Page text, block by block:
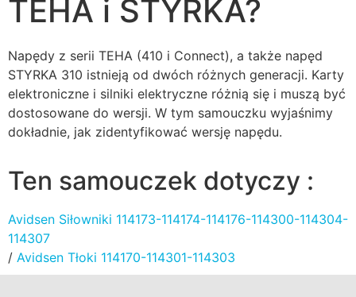
TEHA i STYRKA?
Napędy z serii TEHA (410 i Connect), a także napęd
STYRKA 310 istnieją od dwóch różnych generacji. Karty
elektroniczne i silniki elektryczne różnią się i muszą być
dostosowane do wersji. W tym samouczku wyjaśnimy
dokładnie, jak zidentyfikować wersję napędu.
Ten samouczek dotyczy :
Avidsen Siłowniki 114173-114174-114176-114300-114304-
114307
/ Avidsen Tłoki 114170-114301-114303